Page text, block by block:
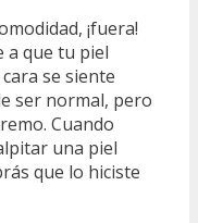
¡fuera!
a que tu piel
se siente
ser normal, pero
Cuando
una piel
que lo hiciste